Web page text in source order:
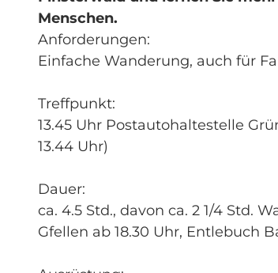
Menschen.
Anforderungen:
Einfache Wanderung, auch für
Treffpunkt:
13.45 Uhr Postautohaltestelle
13.44 Uhr)
Dauer:
ca. 4.5 Std., davon ca. 2 1/4 Std.
Gfellen ab 18.30 Uhr, Entlebuch